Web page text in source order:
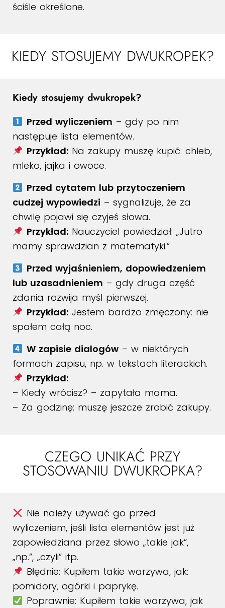
ściśle określone.
KIEDY STOSUJEMY DWUKROPEK?
Kiedy stosujemy dwukropek?
Przed wyliczeniem – gdy po nim
następuje lista elementów.
Przykład:Na zakupy muszę kupić: chleb,
mleko, jajka i owoce.
Przed cytatem lub przytoczeniem
cudzej wypowiedzi – sygnalizuje, że za
chwilę pojawi się czyjeś słowa.
Przykład:Nauczyciel powiedział: „Jutro
mamy sprawdzian z matematyki.”
Przed wyjaśnieniem, dopowiedzeniem
lub uzasadnieniem – gdy druga część
zdania rozwija myśl pierwszej.
Przykład:Jestem bardzo zmęczony: nie
spałem całą noc.
W zapisie dialogów– w niektórych
formach zapisu, np. w tekstach literackich.
Przykład:
– Kiedy wrócisz? – zapytała mama.
– Za godzinę: muszę jeszcze zrobić zakupy.
CZEGO UNIKAĆ PRZY
STOSOWANIU DWUKROPKA?
Nie należy używać go przed
wyliczeniem, jeśli lista elementów jest już
zapowiedziana przez słowo „takie jak”,
„np.”, „czyli” itp.
Błędnie: Kupiłem takie warzywa, jak:
pomidory, ogórki i paprykę.
Poprawnie: Kupiłem takie warzywa, jak